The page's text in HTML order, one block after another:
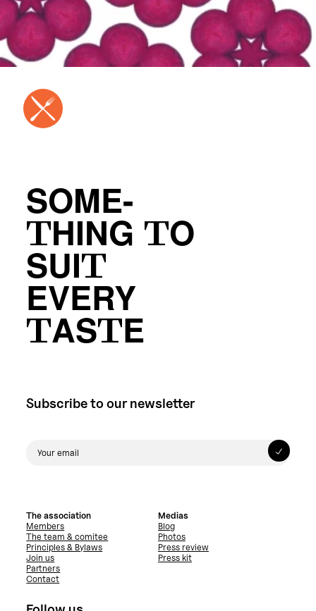
SOME-
THING TO
SUIT
EVERY
TASTE
Subscribe to our newsletter
The association
Members
The team & comitee
Principles & Bylaws
Join us
Partners
Contact
Medias
Blog
Photos
Press review
Press kit